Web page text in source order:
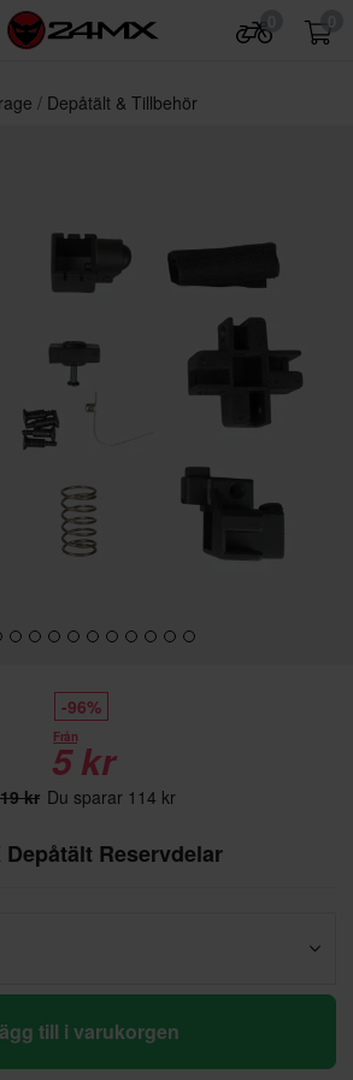
Depåtält & Tillbehör
-96%
Från
5 kr
kr Du sparar 114 kr
Depåtält Reservdelar
till i varukorgen